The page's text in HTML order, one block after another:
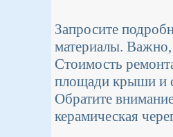
Запросите
материалы. Важно,
Стоимость
площади крыши и
Обратите
керамическая